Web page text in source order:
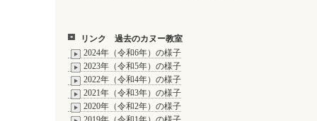
リンク 過去のカヌー教室
2024年（令和6年）の様子
2023年（令和5年）の様子
2022年（令和4年）の様子
2021年（令和3年）の様子
2020年（令和2年）の様子